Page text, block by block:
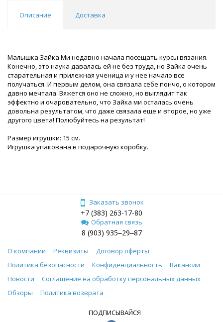
Описание Доставка
Малышка Зайка Ми недавно начала посещать курсы вязания.
Конечно, это наука давалась ей не без труда, но Зайка очень
старательная и прилежная ученица и у нее начало все
получаться. И первым делом, она связала себе пончо, о котором
давно мечтала. Вяжется оно не сложно, но выглядит так
эффектно и очаровательно, что Зайка ми осталась очень
довольна результатом, что даже связала еще и второе, но уже
другого цвета! Полюбуйтесь на результат!
Размер игрушки: 15 см.
Игрушка упакована в подарочную коробку.
Заказать звонок
+7 (383) 263-17-80
Обратная связь
8 (903) 935‒29‒87
О компании Реквизиты
Договор оферты
Политика безопасности
Конфиденциальность
Вакансии
Новости
Соглашение на обработку персональных данных
Обзоры
Политика возврата
ПОДПИСЫВАЙСЯ